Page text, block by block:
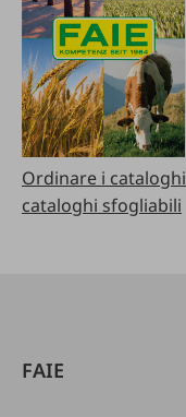
Ordinare i cataloghi
cataloghi sfogliabili
FAIE